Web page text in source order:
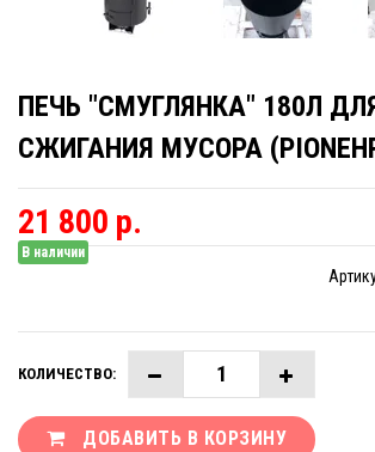
ПЕЧЬ "СМУГЛЯНКА" 180Л
СЖИГАНИЯ МУСОРА
21 800 р.
В наличии
КОЛИЧЕСТВО:
ДОБАВИТЬ В КОРЗИНУ